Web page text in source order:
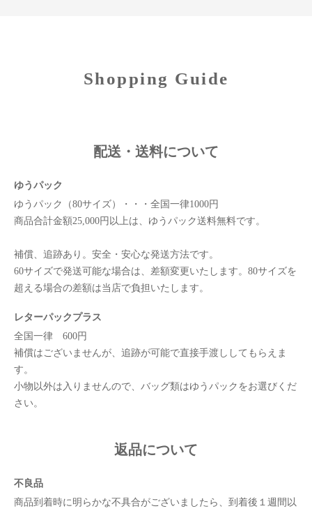
Shopping Guide
配送・送料について
ゆうパック
ゆうパック（80サイズ）・・・全国一律1000円
商品合計金額25,000円以上は、ゆうパック送料無料です。
補償、追跡あり。安全・安心な発送方法です。
60サイズで発送可能な場合は、差額変更いたします。80サイズを
超える場合の差額は当店で負担いたします。
レターパックプラス
全国一律 600円
補償はございませんが、追跡が可能で直接手渡ししてもらえま
す。
小物以外は入りませんので、バッグ類はゆうパックをお選びくだ
さい。
返品について
不良品
商品到着時に明らかな不具合がございましたら、到着後１週間以